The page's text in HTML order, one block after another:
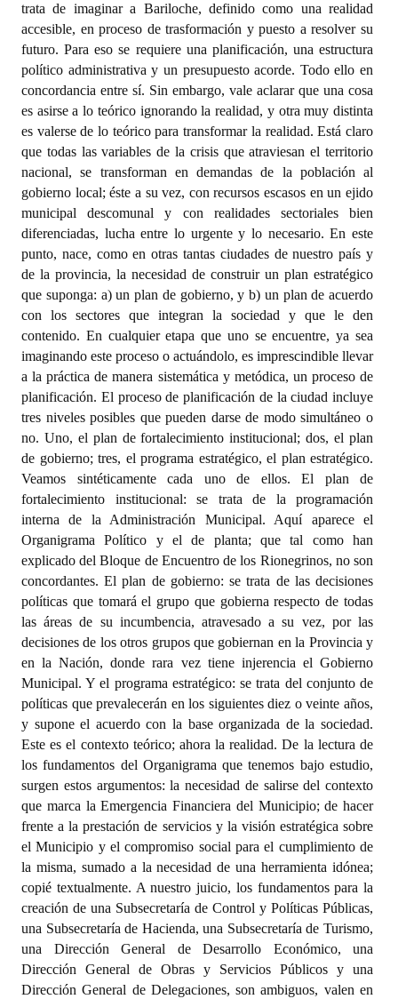
trata de imaginar a Bariloche, definido como una realidad
accesible, en proceso de trasformación y puesto a resolver su
futuro. Para eso se requiere una planificación, una estructura
político administrativa y un presupuesto acorde. Todo ello en
concordancia entre sí. Sin embargo, vale aclarar que una cosa
es asirse a lo teórico ignorando la realidad, y otra muy distinta
es valerse de lo teórico para transformar la realidad. Está claro
que todas las variables de la crisis que atraviesan el territorio
nacional, se transforman en demandas de la población al
gobierno local; éste a su vez, con recursos escasos en un ejido
municipal descomunal y con realidades sectoriales bien
diferenciadas, lucha entre lo urgente y lo necesario. En este
punto, nace, como en otras tantas ciudades de nuestro país y
de la provincia, la necesidad de construir un plan estratégico
que suponga: a) un plan de gobierno, y b) un plan de acuerdo
con los sectores que integran la sociedad y que le den
contenido. En cualquier etapa que uno se encuentre, ya sea
imaginando este proceso o actuándolo, es imprescindible llevar
a la práctica de manera sistemática y metódica, un proceso de
planificación. El proceso de planificación de la ciudad incluye
tres niveles posibles que pueden darse de modo simultáneo o
no. Uno, el plan de fortalecimiento institucional; dos, el plan
de gobierno; tres, el programa estratégico, el plan estratégico.
Veamos sintéticamente cada uno de ellos. El plan de
fortalecimiento institucional: se trata de la programación
interna de la Administración Municipal. Aquí aparece el
Organigrama Político y el de planta; que tal como han
explicado del Bloque de Encuentro de los Rionegrinos, no son
concordantes. El plan de gobierno: se trata de las decisiones
políticas que tomará el grupo que gobierna respecto de todas
las áreas de su incumbencia, atravesado a su vez, por las
decisiones de los otros grupos que gobiernan en la Provincia y
en la Nación, donde rara vez tiene injerencia el Gobierno
Municipal. Y el programa estratégico: se trata del conjunto de
políticas que prevalecerán en los siguientes diez o veinte años,
y supone el acuerdo con la base organizada de la sociedad.
Este es el contexto teórico; ahora la realidad. De la lectura de
los fundamentos del Organigrama que tenemos bajo estudio,
surgen estos argumentos: la necesidad de salirse del contexto
que marca la Emergencia Financiera del Municipio; de hacer
frente a la prestación de servicios y la visión estratégica sobre
el Municipio y el compromiso social para el cumplimiento de
la misma, sumado a la necesidad de una herramienta idónea;
copié textualmente. A nuestro juicio, los fundamentos para la
creación de una Subsecretaría de Control y Políticas Públicas,
una Subsecretaría de Hacienda, una Subsecretaría de Turismo,
una Dirección General de Desarrollo Económico, una
Dirección General de Obras y Servicios Públicos y una
Dirección General de Delegaciones, son ambiguos, valen en